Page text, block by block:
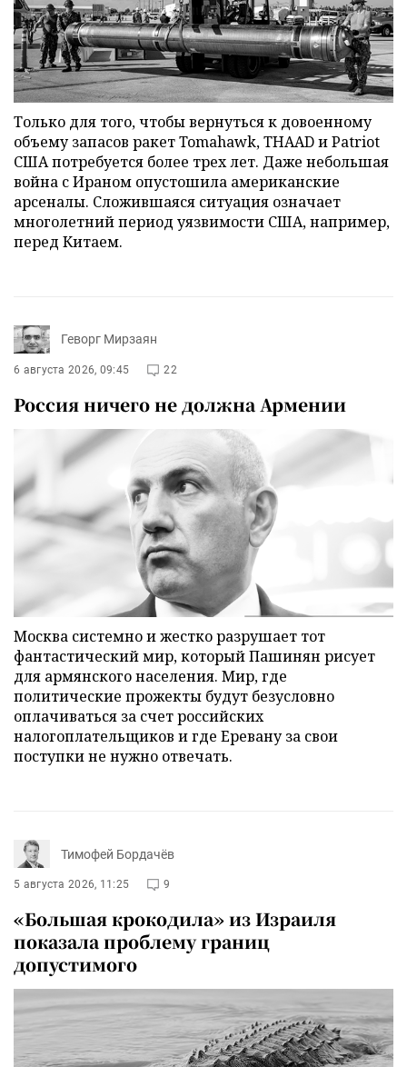
Только для того, чтобы вернуться к довоенному
объему запасов ракет Tomahawk, THAAD и Patriot
США потребуется более трех лет. Даже небольшая
война с Ираном опустошила американские
арсеналы. Сложившаяся ситуация означает
многолетний период уязвимости США, например,
перед Китаем.
Геворг Мирзаян
6 августа 2026, 09:45 22
Россия ничего не должна Армении
Москва системно и жестко разрушает тот
фантастический мир, который Пашинян рисует
для армянского населения. Мир, где
политические прожекты будут безусловно
оплачиваться за счет российских
налогоплательщиков и где Еревану за свои
поступки не нужно отвечать.
Тимофей Бордачёв
5 августа 2026, 11:25 9
«Большая крокодила» из Израиля
показала проблему границ
допустимого